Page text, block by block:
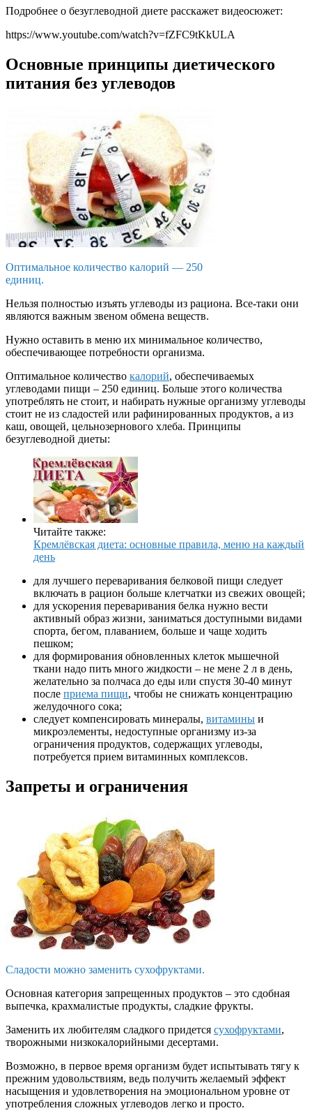
Подробнее о безуглеводной диете расскажет видеосюжет:
https://www.youtube.com/watch?v=fZFC9tKkULA
Основные принципы диетического
питания без углеводов
Оптимальное количество калорий — 250
единиц.
Нельзя полностью изъять углеводы из рациона. Все-таки они
являются важным звеном обмена веществ.
Нужно оставить в меню их минимальное количество,
обеспечивающее потребности организма.
Оптимальное количество калорий, обеспечиваемых
углеводами пищи – 250 единиц. Больше этого количества
употреблять не стоит, и набирать нужные организму углеводы
стоит не из сладостей или рафинированных продуктов, а из
каш, овощей, цельнозернового хлеба. Принципы
безуглеводной диеты:
Читайте также:
Кремлёвская диета: основные правила, меню на каждый
день
для лучшего переваривания белковой пищи следует
включать в рацион больше клетчатки из свежих овощей;
для ускорения переваривания белка нужно вести
активный образ жизни, заниматься доступными видами
спорта, бегом, плаванием, больше и чаще ходить
пешком;
для формирования обновленных клеток мышечной
ткани надо пить много жидкости – не мене 2 л в день,
желательно за полчаса до еды или спустя 30-40 минут
после приема пищи, чтобы не снижать концентрацию
желудочного сока;
следует компенсировать минералы, витамины и
микроэлементы, недоступные организму из-за
ограничения продуктов, содержащих углеводы,
потребуется прием витаминных комплексов.
Запреты и ограничения
Сладости можно заменить сухофруктами.
Основная категория запрещенных продуктов – это сдобная
выпечка, крахмалистые продукты, сладкие фрукты.
Заменить их любителям сладкого придется сухофруктами,
творожными низкокалорийными десертами.
Возможно, в первое время организм будет испытывать тягу к
прежним удовольствиям, ведь получить желаемый эффект
насыщения и удовлетворения на эмоциональном уровне от
употребления сложных углеводов легко и просто.